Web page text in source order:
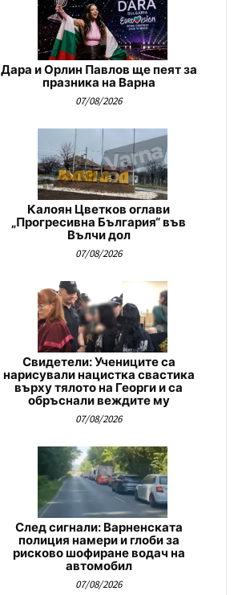
Дара и Орлин Павлов ще пеят за
празника на Варна
07/08/2026
Калоян Цветков оглави
„Прогресивна България“ във
Вълчи дол
07/08/2026
Свидетели: Учениците са
нарисували нацистка свастика
върху тялото на Георги и са
обръснали веждите му
07/08/2026
След сигнали: Варненската
полиция намери и глоби за
рисково шофиране водач на
автомобил
07/08/2026